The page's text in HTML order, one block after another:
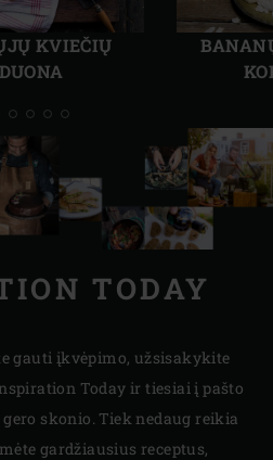
KVIEČIŲ
DUONA
Kita
TODAY
gauti įkvėpimo, užsisakykite
Today ir tiesiai į pašto
skonio. Tiek nedaug reikia
gardžiausius receptus,